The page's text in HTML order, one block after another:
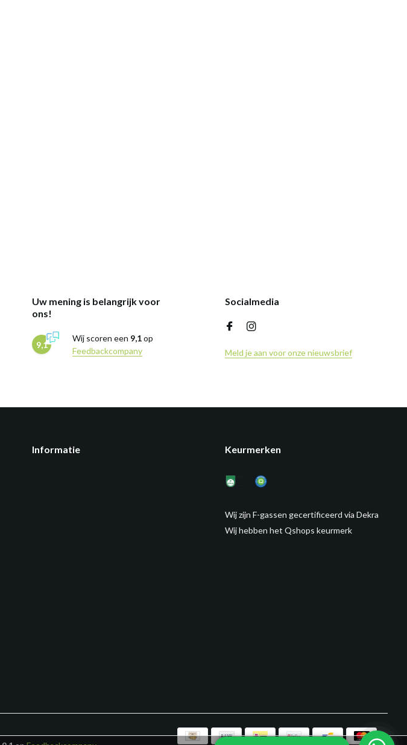
Uw mening is belangrijk voor
ons!
9,1
Wij scoren een 9,1op
Feedbackcompany
Socialmedia
Meld je aan voor onze nieuwsbrief
Informatie Keurmerken
Wij zijn F-gassen gecertificeerd via Dekra
Wij hebben het Qshops keurmerk